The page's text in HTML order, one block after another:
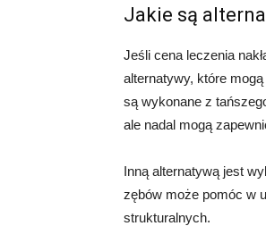
Jakie są
Jeśli cena leczenia
alternatywy, które
są wykonane z
ale nadal mogą
Inną alternatywą jest
zębów może pomóc w
strukturalnych.